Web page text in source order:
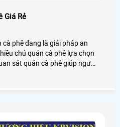
Giá Rẻ
phê đang là giải pháp an
chủ quán cà phê lựa chọn
sát quán cà phê giúp người